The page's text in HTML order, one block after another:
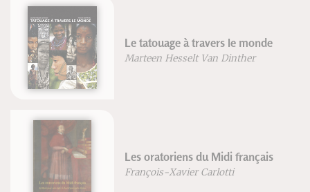
Le tatouage à travers le monde
Marteen Hesselt Van Dinther
Les oratoriens du Midi français
François-Xavier Carlotti